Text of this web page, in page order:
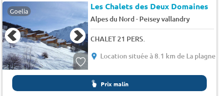
Goelia Les Chalets des Deux Domaines
Alpes du Nord- Peisey vallandry
CHALET 21 PERS.
Location située à 8.1 km de La plagne
Prix malin